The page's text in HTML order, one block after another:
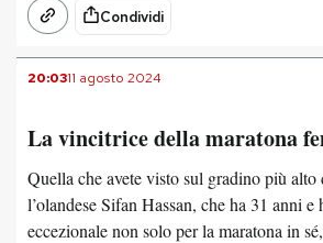
Condividi
20:0311 agosto 2024
La vincitrice della maratona
Quella che avete visto sul gradino più alto
l’olandese Sifan Hassan, che ha 31 anni e
eccezionale non solo per la maratona in